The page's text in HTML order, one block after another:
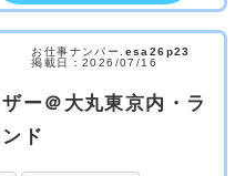
お仕事ナンバー. esa26p23
掲載日：2026/07/16
ー＠大丸東京内・ラ
ド